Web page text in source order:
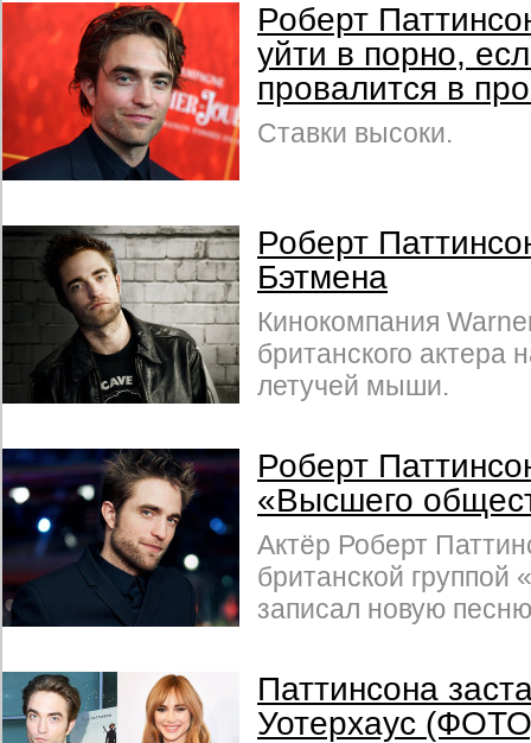
Роберт
уйти в порно,
провалится в
Ставки высоки.
Роберт
Бэтмена
Кинокомпания
британского актера
летучей мыши.
Роберт
«Высшего
Актёр Роберт
британской группой
записал новую
Паттинсона
Уотерхаус